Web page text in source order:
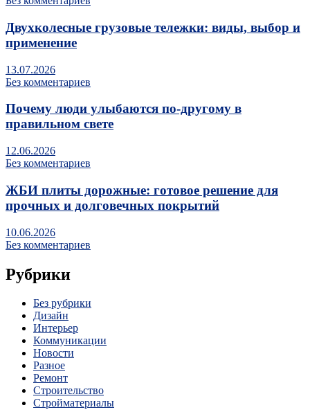
Двухколесные грузовые тележки: виды, выбор и
применение
13.07.2026
Без комментариев
Почему люди улыбаются по‑другому в
правильном свете
12.06.2026
Без комментариев
ЖБИ плиты дорожные: готовое решение для
прочных и долговечных покрытий
10.06.2026
Без комментариев
Рубрики
Без рубрики
Дизайн
Интерьер
Коммуникации
Новости
Разное
Ремонт
Строительство
Стройматериалы